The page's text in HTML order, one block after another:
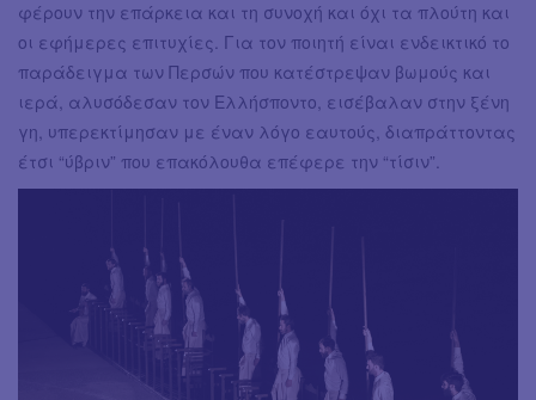
φέρουν την επάρκεια και τη συνοχή και όχι τα πλούτη και
οι εφήμερες επιτυχίες. Για τον ποιητή είναι ενδεικτικό το
παράδειγμα των Περσών που κατέστρεψαν βωμούς και
ιερά, αλυσόδεσαν τον Ελλήσποντο, εισέβαλαν στην ξένη
γη, υπερεκτίμησαν με έναν λόγο εαυτούς, διαπράττοντας
έτσι “ύβριν” που επακόλουθα επέφερε την “τίσιν”.